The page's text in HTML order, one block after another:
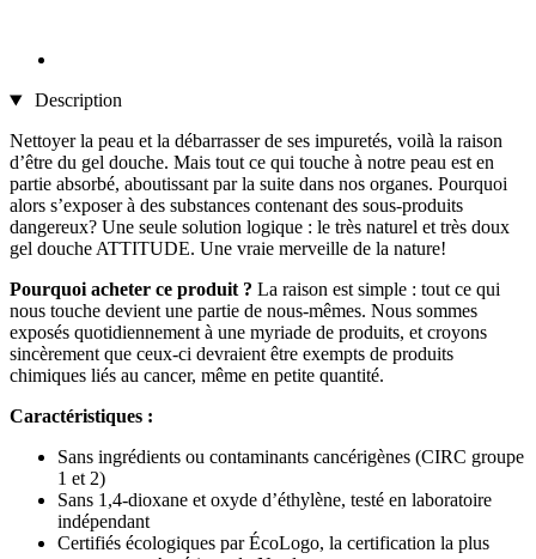
Description
Nettoyer la peau et la débarrasser de ses impuretés, voilà la raison
d’être du gel douche. Mais tout ce qui touche à notre peau est en
partie absorbé, aboutissant par la suite dans nos organes. Pourquoi
alors s’exposer à des substances contenant des sous-produits
dangereux? Une seule solution logique : le très naturel et très doux
gel douche ATTITUDE. Une vraie merveille de la nature!
Pourquoi acheter ce produit ? La raison est simple : tout ce qui
nous touche devient une partie de nous-mêmes. Nous sommes
exposés quotidiennement à une myriade de produits, et croyons
sincèrement que ceux-ci devraient être exempts de produits
chimiques liés au cancer, même en petite quantité.
Caractéristiques :
Sans ingrédients ou contaminants cancérigènes (CIRC groupe
1 et 2)
Sans 1,4-dioxane et oxyde d’éthylène, testé en laboratoire
indépendant
Certifiés écologiques par ÉcoLogo, la certification la plus